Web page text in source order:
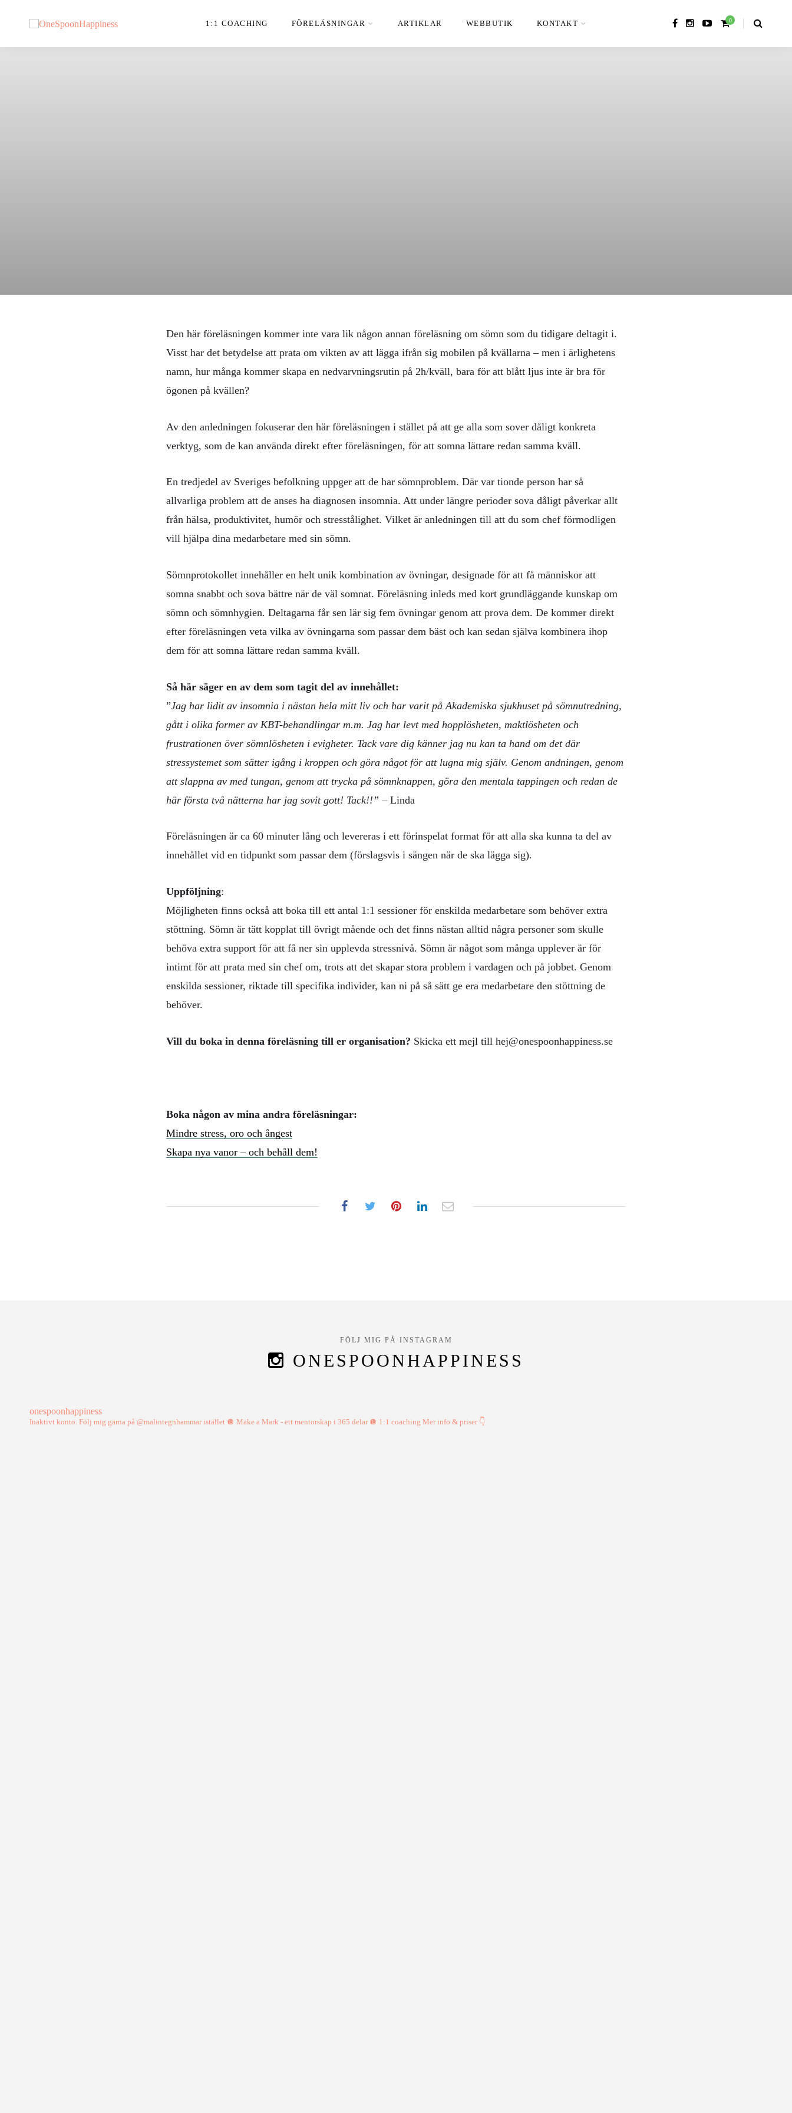
1:1 COACHING FÖRELÄSNINGAR ARTIKLAR WEBBUTIK KONTAKT 0
Den här föreläsningen kommer inte vara lik någon annan föreläsning om sömn som du tidigare deltagit i.
Visst har det betydelse att prata om vikten av att lägga ifrån sig mobilen på kvällarna – men i ärlighetens
namn, hur många kommer skapa en nedvarvningsrutin på 2h/kväll, bara för att blått ljus inte är bra för
ögonen på kvällen?
Av den anledningen fokuserar den här föreläsningen i stället på att ge alla som sover dåligt konkreta
verktyg, som de kan använda direkt efter föreläsningen, för att somna lättare redan samma kväll.
En tredjedel av Sveriges befolkning uppger att de har sömnproblem. Där var tionde person har så
allvarliga problem att de anses ha diagnosen insomnia. Att under längre perioder sova dåligt påverkar allt
från hälsa, produktivitet, humör och stresstålighet. Vilket är anledningen till att du som chef förmodligen
vill hjälpa dina medarbetare med sin sömn.
Sömnprotokollet innehåller en helt unik kombination av övningar, designade för att få människor att
somna snabbt och sova bättre när de väl somnat. Föreläsning inleds med kort grundläggande kunskap om
sömn och sömnhygien. Deltagarna får sen lär sig fem övningar genom att prova dem. De kommer direkt
efter föreläsningen veta vilka av övningarna som passar dem bäst och kan sedan själva kombinera ihop
dem för att somna lättare redan samma kväll.
Så här säger en av dem som tagit del av innehållet:
”Jag har lidit av insomnia i nästan hela mitt liv och har varit på Akademiska sjukhuset på sömnutredning,
gått i olika former av KBT-behandlingar m.m. Jag har levt med hopplösheten, maktlösheten och
frustrationen över sömnlösheten i evigheter. Tack vare dig känner jag nu kan ta hand om det där
stressystemet som sätter igång i kroppen och göra något för att lugna mig själv. Genom andningen, genom
att slappna av med tungan, genom att trycka på sömnknappen, göra den mentala tappingen och redan de
här första två nätterna har jag sovit gott! Tack!!” – Linda
Föreläsningen är ca 60 minuter lång och levereras i ett förinspelat format för att alla ska kunna ta del av
innehållet vid en tidpunkt som passar dem (förslagsvis i sängen när de ska lägga sig).
Uppföljning:
Möjligheten finns också att boka till ett antal 1:1 sessioner för enskilda medarbetare som behöver extra
stöttning. Sömn är tätt kopplat till övrigt mående och det finns nästan alltid några personer som skulle
behöva extra support för att få ner sin upplevda stressnivå. Sömn är något som många upplever är för
intimt för att prata med sin chef om, trots att det skapar stora problem i vardagen och på jobbet. Genom
enskilda sessioner, riktade till specifika individer, kan ni på så sätt ge era medarbetare den stöttning de
behöver.
Vill du boka in denna föreläsning till er organisation? Skicka ett mejl till hej@onespoonhappiness.se
Boka någon av mina andra föreläsningar:
Mindre stress, oro och ångest
Skapa nya vanor – och behåll dem!
FÖLJ MIG PÅ INSTAGRAM
ONESPOONHAPPINESS
onespoonhappiness
Inaktivt konto. Följ mig gärna på @malintegnhammar istället 🪩 Make a Mark - ett mentorskap i 365 delar🪩 1:1 coaching Mer info & priser 👇